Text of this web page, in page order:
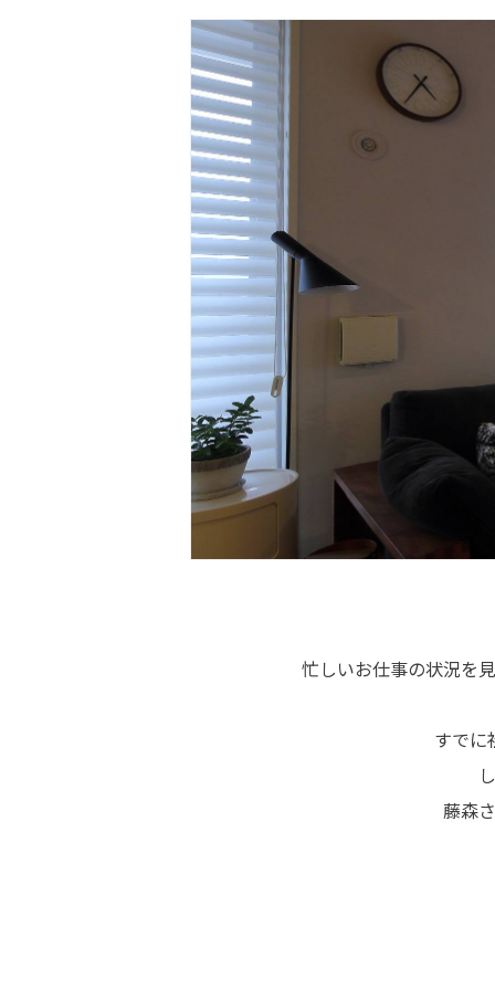
忙しいお仕事の状況を
すでに
藤森